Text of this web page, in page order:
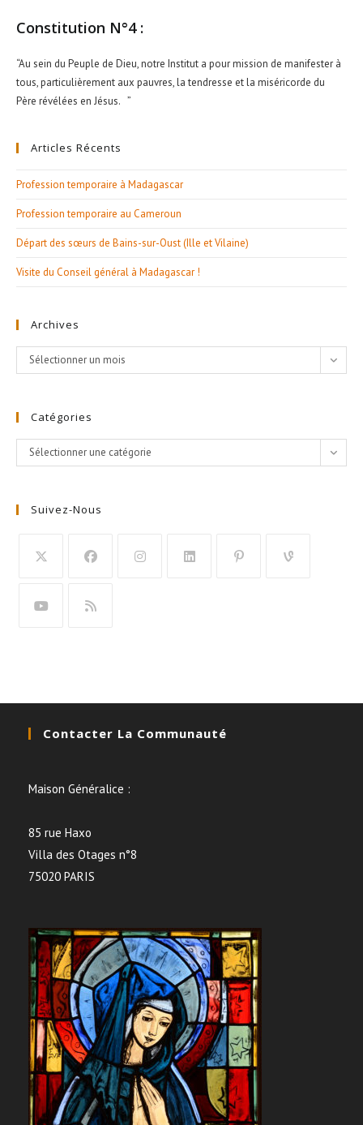
Constitution N°4 :
“Au sein du Peuple de Dieu, notre Institut a pour mission de manifester à
tous, particulièrement aux pauvres, la tendresse et la miséricorde du
Père révélées en Jésus. ”
Articles Récents
Profession temporaire à Madagascar
Profession temporaire au Cameroun
Départ des sœurs de Bains-sur-Oust (Ille et Vilaine)
Visite du Conseil général à Madagascar !
Archives
Archives
Sélectionner un mois
Catégories
Catégories
Sélectionner une catégorie
Suivez-Nous
Contacter La Communauté
Maison Généralice :
85 rue Haxo
Villa des Otages n°8
75020 PARIS